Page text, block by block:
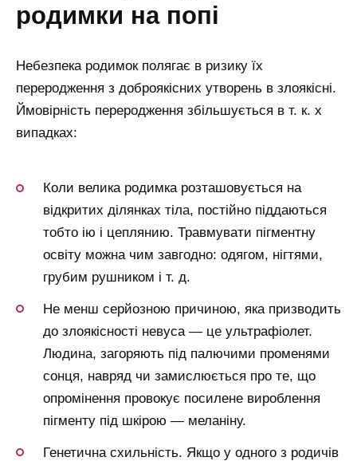
родимки на попі
Небезпека родимок полягає в ризику їх
переродження з доброякісних утворень в злоякісні.
Ймовірність переродження збільшується в т. к. х
випадках:
Коли велика родимка розташовується на
відкритих ділянках тіла, постійно піддаються
тобто ію і цеплянию. Травмувати пігментну
освіту можна чим завгодно: одягом, нігтями,
грубим рушником і т. д.
Не менш серйозною причиною, яка призводить
до злоякісності невуса — це ультрафіолет.
Людина, загоряють під палючими променями
сонця, навряд чи замислюється про те, що
опромінення провокує посилене вироблення
пігменту під шкірою — меланіну.
Генетична схильність. Якщо у одного з родичів